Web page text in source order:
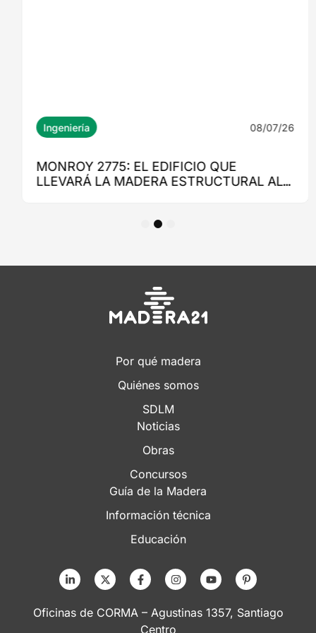
Por qué madera
Quiénes somos
SDLM
Noticias
Obras
Concursos
Guía de la Madera
Información técnica
Educación
Oficinas de CORMA – Agustinas 1357, Santiago
Centro